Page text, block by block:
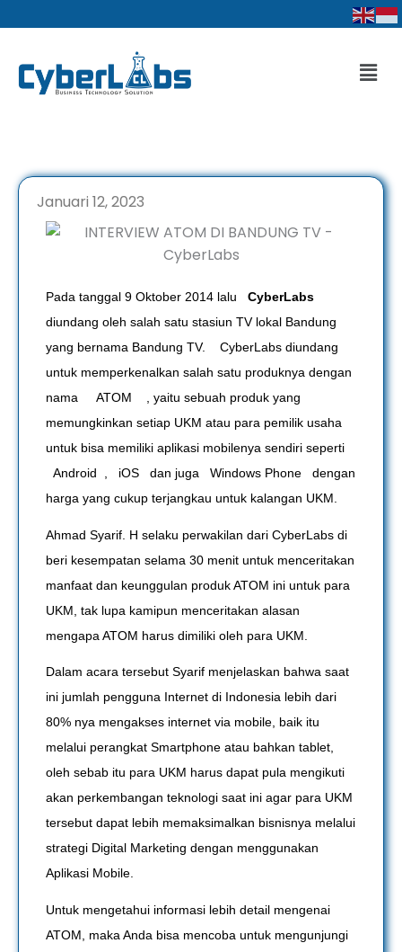
ke
Januari 12, 2023
Pada tanggal 9 Oktober 2014 lalu CyberLabs
diundang oleh salah satu stasiun TV lokal Bandung
yang bernama Bandung TV. CyberLabs diundang
untuk memperkenalkan salah satu produknya dengan
nama ATOM , yaitu sebuah produk yang
memungkinkan setiap UKM atau para pemilik usaha
untuk bisa memiliki aplikasi mobilenya sendiri seperti
Android , iOS dan juga Windows Phone dengan
harga yang cukup terjangkau untuk kalangan UKM.
Ahmad Syarif. H selaku perwakilan dari CyberLabs di
beri kesempatan selama 30 menit untuk menceritakan
manfaat dan keunggulan produk ATOM ini untuk para
UKM, tak lupa kamipun menceritakan alasan
mengapa ATOM harus dimiliki oleh para UKM.
Dalam acara tersebut Syarif menjelaskan bahwa saat
ini jumlah pengguna Internet di Indonesia lebih dari
80% nya mengakses internet via mobile, baik itu
melalui perangkat Smartphone atau bahkan tablet,
oleh sebab itu para UKM harus dapat pula mengikuti
akan perkembangan teknologi saat ini agar para UKM
tersebut dapat lebih memaksimalkan bisnisnya melalui
strategi Digital Marketing dengan menggunakan
Aplikasi Mobile.
Untuk mengetahui informasi lebih detail mengenai
ATOM, maka Anda bisa mencoba untuk mengunjungi